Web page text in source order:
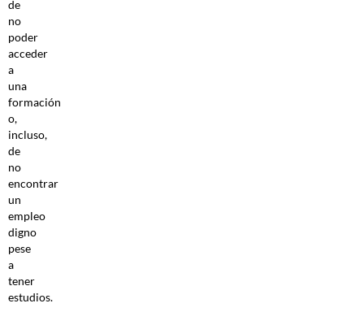
de
no
poder
acceder
a
una
formación
o,
incluso,
de
no
encontrar
un
empleo
digno
pese
a
tener
estudios.